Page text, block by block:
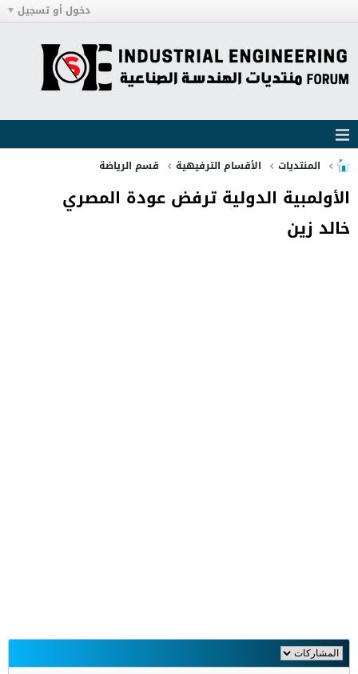
دخول أو تسجيل
المنتديات الأقسام الترفيهية قسم الرياضة
الأولمبية الدولية ترفض عودة المصري
خالد زين